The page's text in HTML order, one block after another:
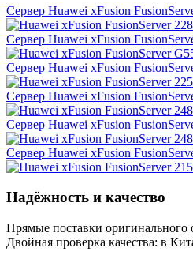
Сервер Huawei xFusion
Сервер Huawei xFusion
Сервер Huawei xFusion
Сервер Huawei xFusion
Сервер Huawei xFusion
Сервер Huawei xFusion
Надёжность и качество
Прямые поставки оригинального
Двойная проверка качества: в